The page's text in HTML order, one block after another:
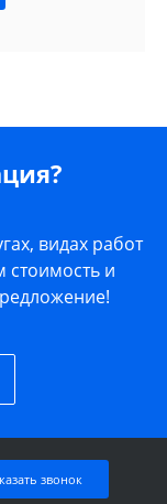
видах работ
стоимость и
звонок